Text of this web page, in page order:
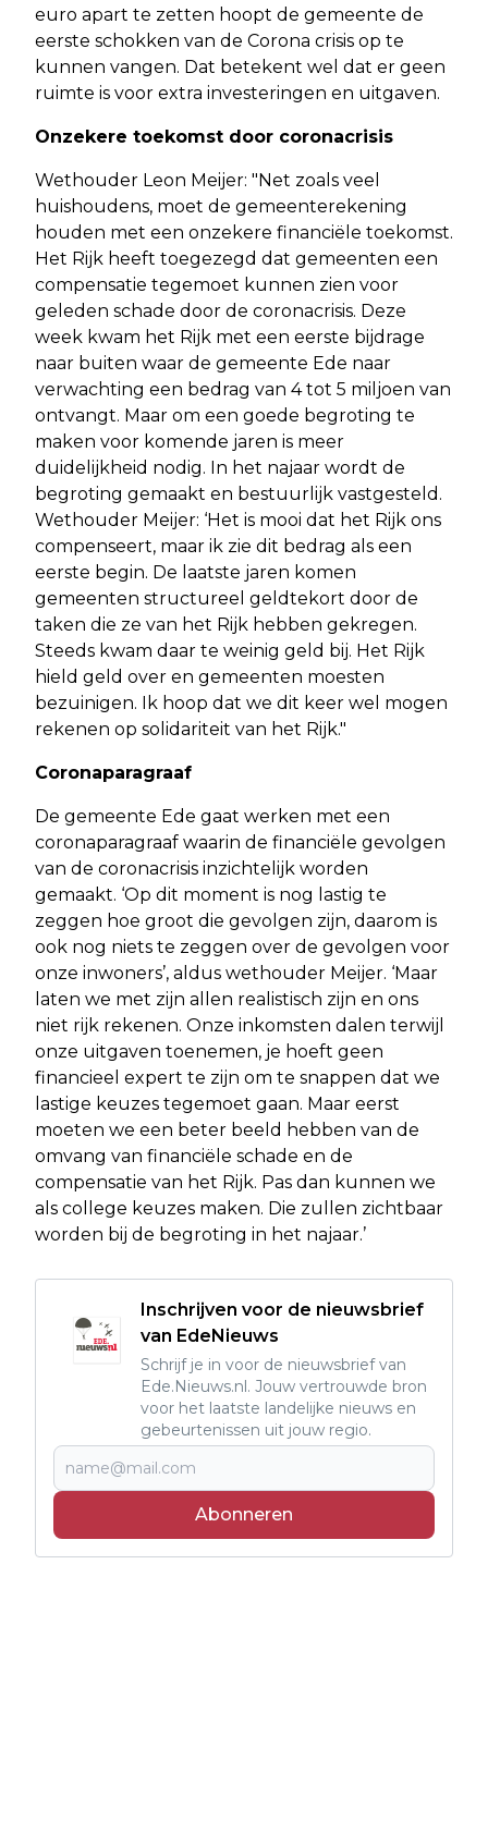
euro apart te zetten hoopt de gemeente de
eerste schokken van de Corona crisis op te
kunnen vangen. Dat betekent wel dat er geen
ruimte is voor extra investeringen en uitgaven.
Onzekere toekomst door coronacrisis
Wethouder Leon Meijer: "Net zoals veel
huishoudens, moet de gemeenterekening
houden met een onzekere financiële toekomst.
Het Rijk heeft toegezegd dat gemeenten een
compensatie tegemoet kunnen zien voor
geleden schade door de coronacrisis. Deze
week kwam het Rijk met een eerste bijdrage
naar buiten waar de gemeente Ede naar
verwachting een bedrag van 4 tot 5 miljoen van
ontvangt. Maar om een goede begroting te
maken voor komende jaren is meer
duidelijkheid nodig. In het najaar wordt de
begroting gemaakt en bestuurlijk vastgesteld.
Wethouder Meijer: ‘Het is mooi dat het Rijk ons
compenseert, maar ik zie dit bedrag als een
eerste begin. De laatste jaren komen
gemeenten structureel geldtekort door de
taken die ze van het Rijk hebben gekregen.
Steeds kwam daar te weinig geld bij. Het Rijk
hield geld over en gemeenten moesten
bezuinigen. Ik hoop dat we dit keer wel mogen
rekenen op solidariteit van het Rijk."
Coronaparagraaf
De gemeente Ede gaat werken met een
coronaparagraaf waarin de financiële gevolgen
van de coronacrisis inzichtelijk worden
gemaakt. ‘Op dit moment is nog lastig te
zeggen hoe groot die gevolgen zijn, daarom is
ook nog niets te zeggen over de gevolgen voor
onze inwoners’, aldus wethouder Meijer. ‘Maar
laten we met zijn allen realistisch zijn en ons
niet rijk rekenen. Onze inkomsten dalen terwijl
onze uitgaven toenemen, je hoeft geen
financieel expert te zijn om te snappen dat we
lastige keuzes tegemoet gaan. Maar eerst
moeten we een beter beeld hebben van de
omvang van financiële schade en de
compensatie van het Rijk. Pas dan kunnen we
als college keuzes maken. Die zullen zichtbaar
worden bij de begroting in het najaar.’
Inschrijven voor de nieuwsbrief
van EdeNieuws
Schrijf je in voor de nieuwsbrief van
Ede.Nieuws.nl. Jouw vertrouwde bron
voor het laatste landelijke nieuws en
gebeurtenissen uit jouw regio.
Abonneren